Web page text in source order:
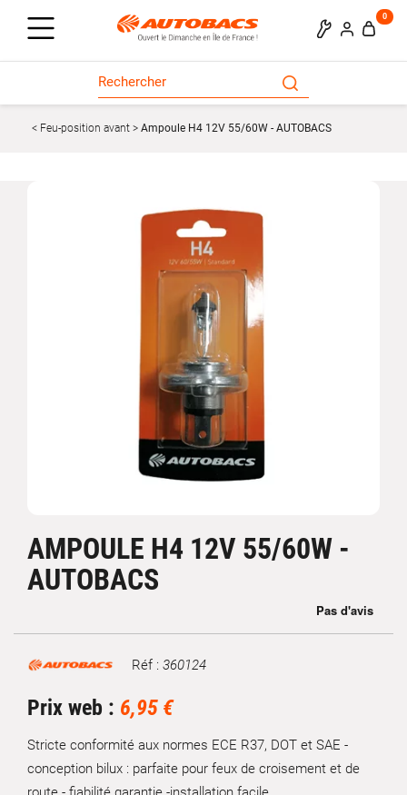
0
Feu-position avant Ampoule H4 12V 55/60W - AUTOBACS
AMPOULE H4 12V 55/60W -
AUTOBACS
Marque Réf : 360124
Prix web : 6,95 €
Stricte conformité aux normes ECE R37, DOT et SAE -
conception bilux : parfaite pour feux de croisement et de